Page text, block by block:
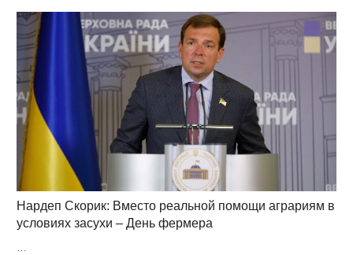
Нардеп Скорик: Вместо реальной помощи аграриям в
условиях засухи – День фермера
…